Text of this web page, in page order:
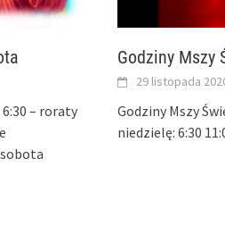
– roraty
Godziny Mszy
29 listopada
Godziny Mszy
niedzielę: 6:30